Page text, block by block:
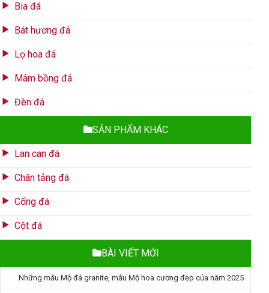
Bia đá
Bát hương đá
Lọ hoa đá
Mâm bồng đá
Đèn đá
SẢN PHẨM KHÁC
Lan can đá
Chân tảng đá
Cổng đá
Cột đá
BÀI VIẾT MỚI
Những mẫu Mộ đá granite, mẫu Mộ hoa cương đẹp của năm 2025